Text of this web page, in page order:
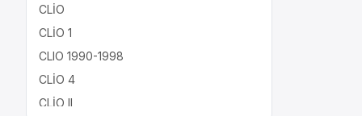
CLİO
CLİO 1
CLIO 1990-1998
CLİO 4
CLİO II